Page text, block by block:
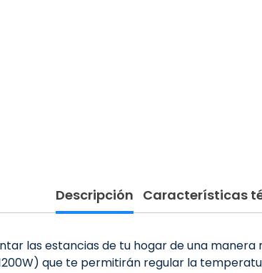
Descripción Características
las estancias de tu hogar de una manera
que te permitirán regular la